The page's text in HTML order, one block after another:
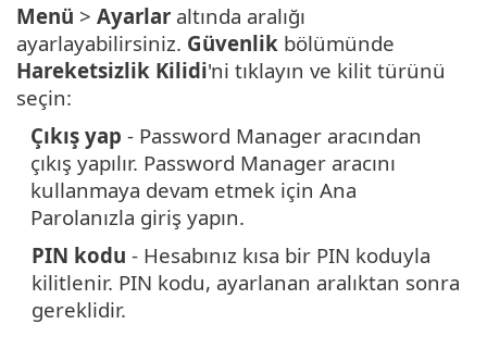
Menü > Ayarlar altında aralığı
ayarlayabilirsiniz. Güvenlik bölümünde
Hareketsizlik Kilidi'ni tıklayın ve kilit türünü
seçin:
Çıkış yap - Password Manager aracından
çıkış yapılır. Password Manager aracını
kullanmaya devam etmek için Ana
Parolanızla giriş yapın.
PIN kodu - Hesabınız kısa bir PIN koduyla
kilitlenir. PIN kodu, ayarlanan aralıktan sonra
gereklidir.